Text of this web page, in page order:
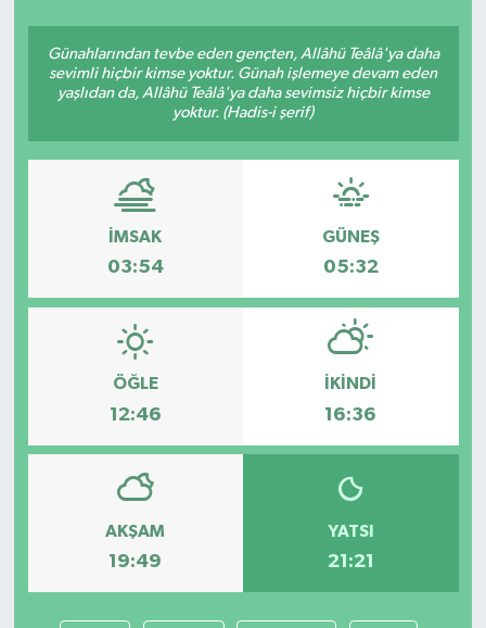
Günahlarından tevbe eden gençten, Allâhü Teâlâ'ya daha
sevimli hiçbir kimse yoktur. Günah işlemeye devam eden
yaşlıdan da, Allâhü Teâlâ'ya daha sevimsiz hiçbir kimse
yoktur. (Hadis-i şerif)
İMSAK
03:54
GÜNEŞ
05:32
ÖĞLE
12:46
İKINDI
16:36
AKŞAM
19:49
YATSI
21:21
Spor
Türkiye